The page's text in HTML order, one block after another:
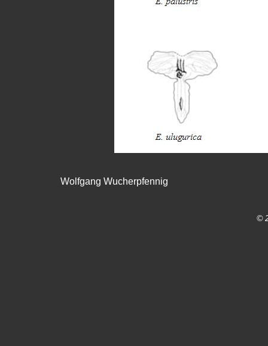
Wolfgang Wucherpfennig
©